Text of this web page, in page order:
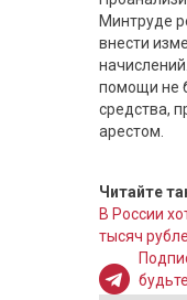
Минтруде
внести
помощи не
средства,
арестом.
Читайте
В России
тысяч